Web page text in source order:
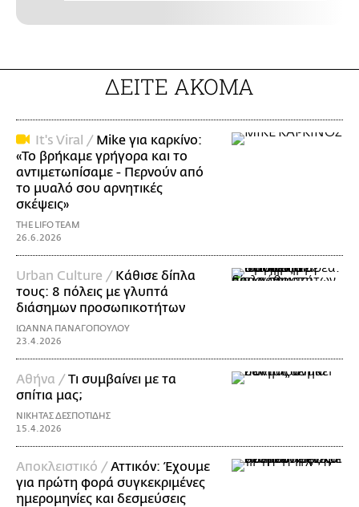
ΔΕΙΤΕ ΑΚΟΜΑ
It's Viral / Mike για καρκίνο:
«Το βρήκαμε γρήγορα και το
αντιμετωπίσαμε - Περνούν από
το μυαλό σου αρνητικές
σκέψεις»
THE LIFO TEAM
26.6.2026
Urban Culture / Κάθισε δίπλα
τους: 8 πόλεις με γλυπτά
διάσημων προσωπικοτήτων
ΙΩΑΝΝΑ ΠΑΝΑΓΟΠΟΥΛΟΥ
23.4.2026
Aθήνα /Τι συμβαίνει με τα
σπίτια μας;
ΝΙΚΗΤΑΣ ΔΕΣΠΟΤΙΔΗΣ
15.4.2026
Αποκλειστικό /Αττικόν: Έχουμε
για πρώτη φορά συγκεκριμένες
ημερομηνίες και δεσμεύσεις